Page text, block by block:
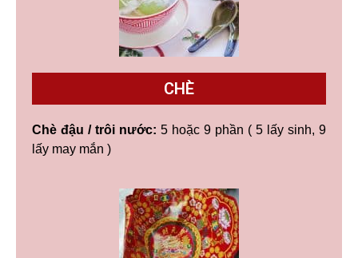
CHÈ
Chè đậu / trôi nước: 5 hoặc 9 phần ( 5 lấy sinh, 9
lấy may mắn )